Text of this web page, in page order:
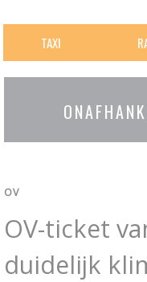
TAXI
OV
OV-ticket
duidelijk